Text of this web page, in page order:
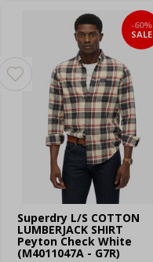
Superdry L/S COTTON
LUMBERJACK SHIRT
Peyton Check White
(M4011047A - G7R)
-60%
SALE